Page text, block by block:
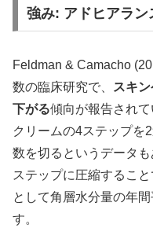
強み: アドヒアラン
Feldman & Camacho
数の臨床研究で、
スキ
下がる傾向が報告され
クリームの4ステップを
数を切るというデータ
ステップに圧縮するこ
として角層水分量の年
す。